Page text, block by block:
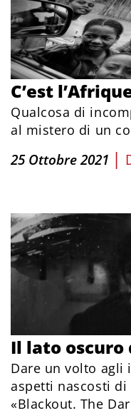
C’est
Qualcosa di
al mistero di un
25 Ottobre 2021 |
Il lato oscuro
Dare un volto
aspetti nascosti
«Blackout. The